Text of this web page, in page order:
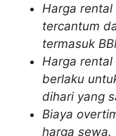
Harga
tercantum
termasuk
Harga
berlaku
dihari yang
Biaya
harga sewa.